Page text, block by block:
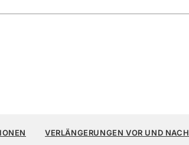
Galápagos
VERLÄNGERUNGEN VOR UND NACH